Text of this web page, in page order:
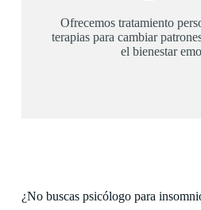
Ofrecemos tratamiento
terapias para cambiar
el bienestar
¿No buscas psicólogo para